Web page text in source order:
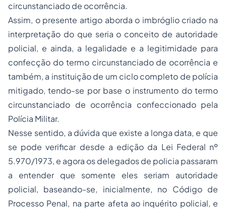
circunstanciado de ocorrência.
Assim, o presente artigo aborda o imbróglio criado na
interpretação do que seria o conceito de autoridade
policial, e ainda, a legalidade e a legitimidade para
confecção do termo circunstanciado de ocorrência e
também, a instituição de um ciclo completo de polícia
mitigado, tendo-se por base o instrumento do termo
circunstanciado de ocorrência confeccionado pela
Polícia Militar.
Nesse sentido, a dúvida que existe a longa data, e que
se pode verificar desde a edição da Lei Federal nº
5.970/1973, e agora os delegados de policia passaram
a entender que somente eles seriam autoridade
policial, baseando-se, inicialmente, no Código de
Processo Penal, na parte afeta ao inquérito policial, e